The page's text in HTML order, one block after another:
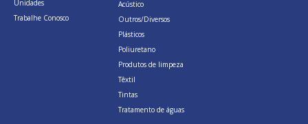
Unidades
Trabalhe Conosco
Acústico
Outros/Diversos
Plásticos
Poliuretano
Produtos de limpeza
Têxtil
Tintas
Tratamento de águas